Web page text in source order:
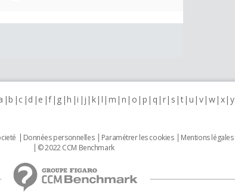
b c d e f g h i j k l m n o p q r s t u v w x y
Données personnelles Paramétrer les cookies Mentions légales
© 2022 CCM Benchmark